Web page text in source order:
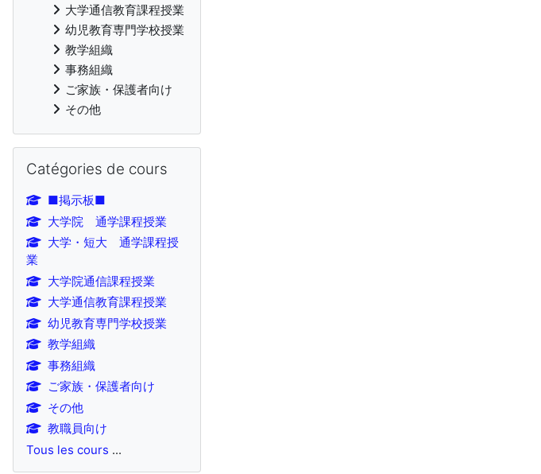
大学通信教育課程授業
幼児教育専門学校授業
教学組織
事務組織
ご家族・保護者向け
その他
Catégories de cours
■掲示板■
大学院 通学課程授業
大学・短大 通学課程授
業
大学院通信課程授業
大学通信教育課程授業
幼児教育専門学校授業
教学組織
事務組織
ご家族・保護者向け
その他
教職員向け
Tous les cours ...